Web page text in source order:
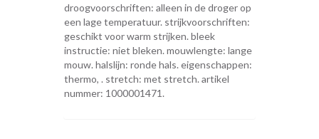
droogvoorschriften: alleen in de droger op
een lage temperatuur. strijkvoorschriften:
geschikt voor warm strijken. bleek
instructie: niet bleken. mouwlengte: lange
mouw. halslijn: ronde hals. eigenschappen:
thermo, . stretch: met stretch. artikel
nummer: 1000001471.